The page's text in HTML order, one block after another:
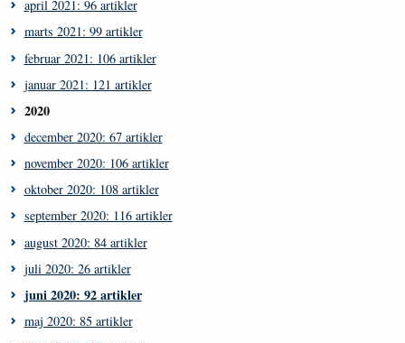
april 2021: 96 artikler
marts 2021: 99 artikler
februar 2021: 106 artikler
januar 2021: 121 artikler
2020
december 2020: 67 artikler
november 2020: 106 artikler
oktober 2020: 108 artikler
september 2020: 116 artikler
august 2020: 84 artikler
juli 2020: 26 artikler
juni 2020: 92 artikler
maj 2020: 85 artikler